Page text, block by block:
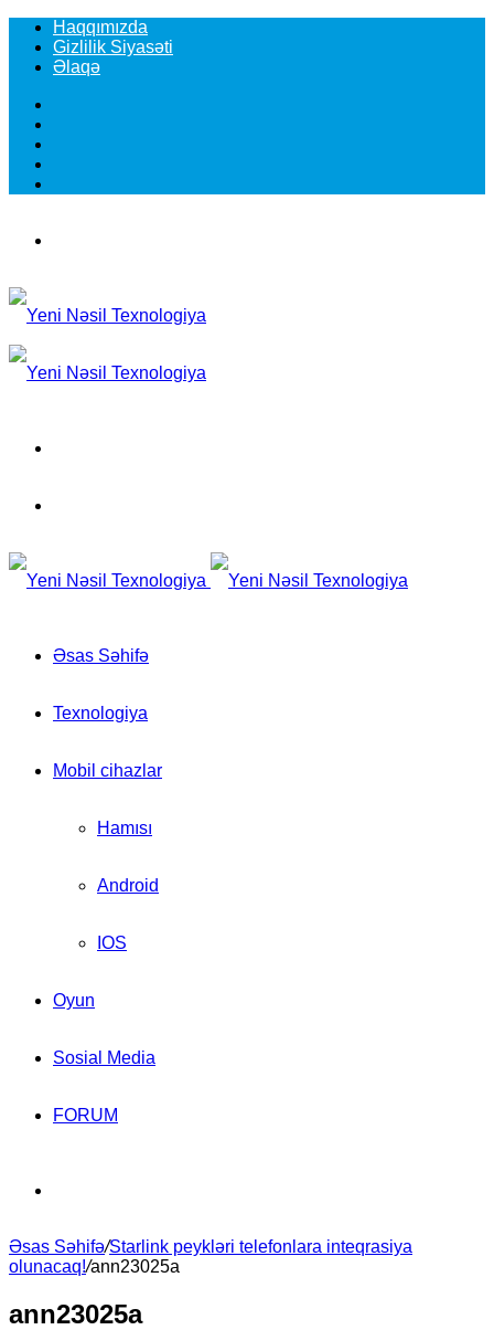
Haqqımızda
Gizlilik Siyasəti
Əlaqə
Əsas Səhifə
Texnologiya
Mobil cihazlar
Hamısı
Android
IOS
Oyun
Sosial Media
FORUM
for
Əsas Səhifə/Starlink peykləri telefonlara inteqrasiya
olunacaq!/ann23025a
ann23025a